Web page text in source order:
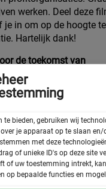
te bieden, gebruiken wij
je apparaat op te slaan en/
met deze
of unieke ID's op deze site
of uw toestemming intrekt,
op bepaalde functies en
werken. Deel deze
je in om op de hoogte
Hartelijk dank!
de toekomst van
taakgroep vluchtelingen
om in
te
al heel lang is en is
hier een opleiding
is en graag aan het